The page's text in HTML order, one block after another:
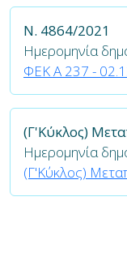
Ν. 4864/2021
Ημερομηνία
ΦΕΚ A 237 -
(Γ'Κύκλος)
Ημερομηνία
(Γ'Κύκλος)